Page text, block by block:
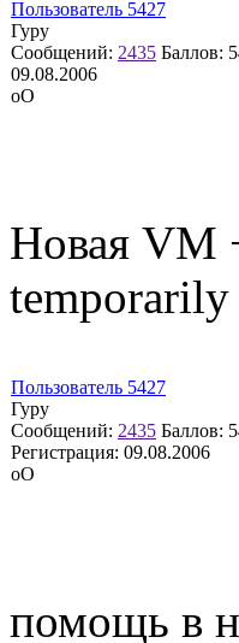
Пользователь 5427
Гуру
Сообщений: 2435 Баллов:
09.08.2006
оО
Новая VM
temporarily
Пользователь 5427
Гуру
Сообщений: 2435 Баллов:
Регистрация: 09.08.2006
оО
помощь в